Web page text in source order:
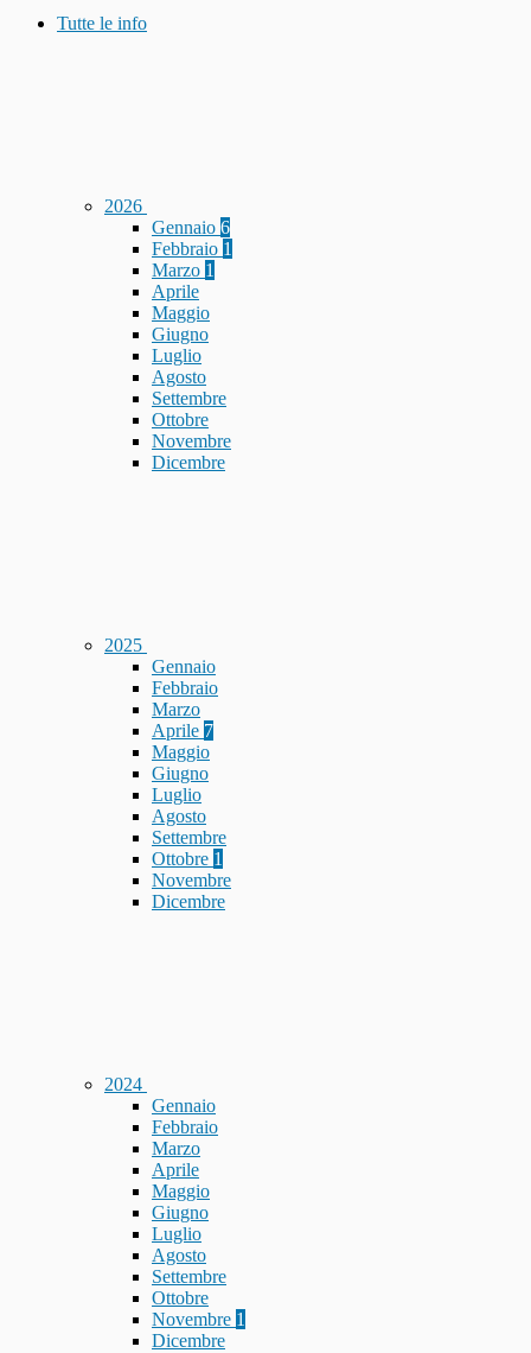
Tutte le info
2026
Gennaio 6
Febbraio 1
Marzo 1
Aprile
Maggio
Giugno
Luglio
Agosto
Settembre
Ottobre
Novembre
Dicembre
2025
Gennaio
Febbraio
Marzo
Aprile 7
Maggio
Giugno
Luglio
Agosto
Settembre
Ottobre 1
Novembre
Dicembre
2024
Gennaio
Febbraio
Marzo
Aprile
Maggio
Giugno
Luglio
Agosto
Settembre
Ottobre
Novembre 1
Dicembre